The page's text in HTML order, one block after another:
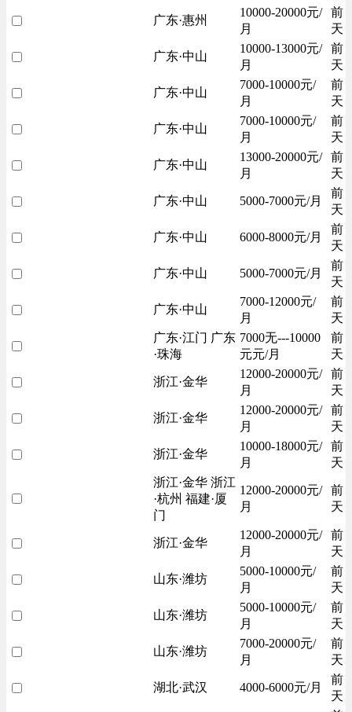
广东·惠州
10000-20000元/
月
前
天
广东·中山
10000-13000元/
月
前
天
广东·中山
7000-10000元/
月
前
天
广东·中山
7000-10000元/
月
前
天
广东·中山
13000-20000元/
月
前
天
广东·中山 5000-7000元/月
前
天
广东·中山 6000-8000元/月
前
天
广东·中山 5000-7000元/月
前
天
广东·中山
7000-12000元/
月
前
天
广东·江门 广东
·珠海
7000无---10000
元元/月
前
天
浙江·金华
12000-20000元/
月
前
天
浙江·金华
12000-20000元/
月
前
天
浙江·金华
10000-18000元/
月
前
天
浙江·金华 浙江
·杭州 福建·厦
门
12000-20000元/
月
前
天
浙江·金华
12000-20000元/
月
前
天
山东·潍坊
5000-10000元/
月
前
天
山东·潍坊
5000-10000元/
月
前
天
山东·潍坊
7000-20000元/
月
前
天
湖北·武汉 4000-6000元/月
前
天